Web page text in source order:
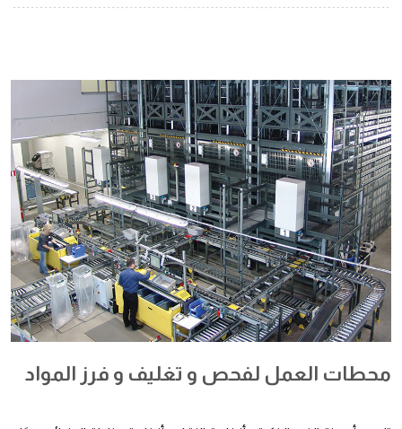
محطات العمل لفحص و تغليف و فرز المواد